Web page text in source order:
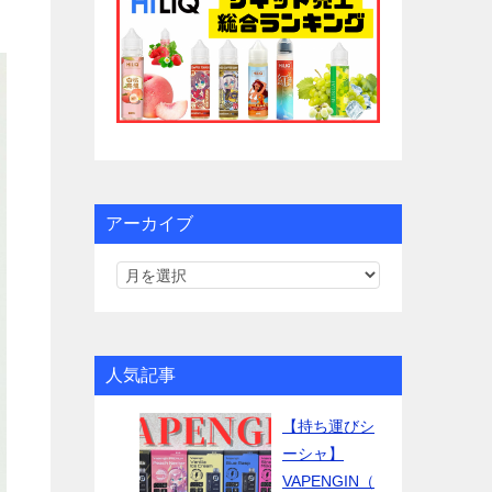
アーカイブ
人気記事
【持ち運びシ
ーシャ】
VAPENGIN（